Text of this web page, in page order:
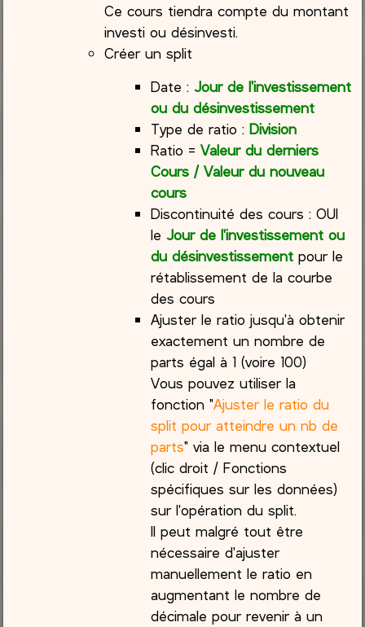
Ce cours tiendra compte du montant
investi ou désinvesti.
Créer un split
Date :Jour de l'investissement
ou du désinvestissement
Type de ratio :Division
Ratio =Valeur du derniers
Cours / Valeur du nouveau
cours
Discontinuité des cours : OUI
leJour de l'investissement ou
du désinvestissement pour le
rétablissement de la courbe
des cours
Ajuster le ratio jusqu'à obtenir
exactement un nombre de
parts égal à 1 (voire 100)
Vous pouvez utiliser la
fonction "Ajuster le ratio du
split pour atteindre un nb de
parts" via le menu contextuel
(clic droit / Fonctions
spécifiques sur les données)
sur l'opération du split.
Il peut malgré tout être
nécessaire d'ajuster
manuellement le ratio en
augmentant le nombre de
décimale pour revenir à un